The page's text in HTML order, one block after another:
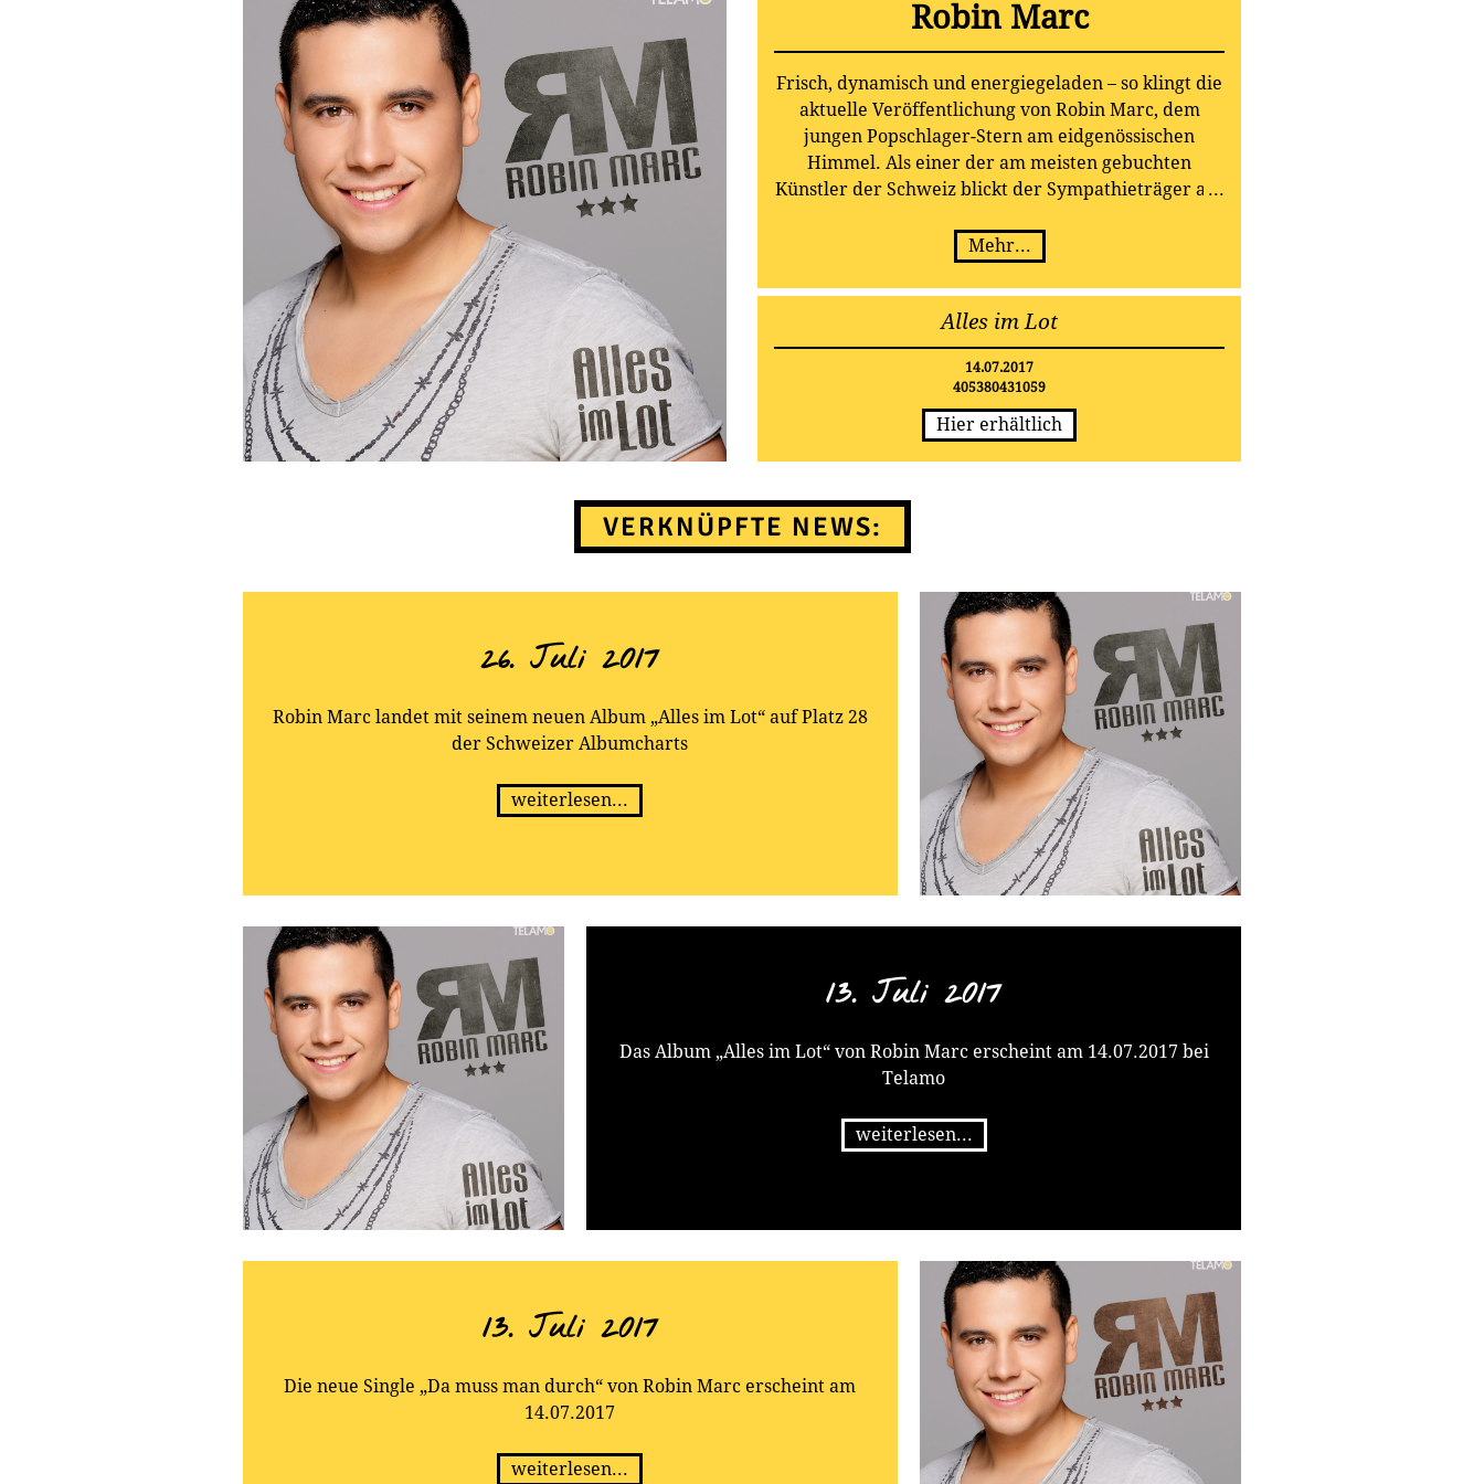
Robin Marc
Frisch, dynamisch und energiegeladen – so klingt die
aktuelle Veröffentlichung von Robin Marc, dem
jungen Popschlager-Stern am eidgenössischen
Himmel. Als einer der am meisten gebuchten
Künstler der Schweiz blickt der Sympathieträger auf
Mit seinem fantastischen dritten Studioalbum hat
Robin Marc jetzt definitiv seinen musikalischen Weg
gefunden: „Alles im Lot“ erscheint am 14.07.2017 bei
Telamo.
Mehr...
Alles im Lot
14.07.2017
405380431059
Hier erhältlich
VERKNÜPFTE NEWS:
26. Juli 2017
Robin Marc landet mit seinem neuen Album „Alles im Lot“ auf Platz 28
der Schweizer Albumcharts
weiterlesen...
13. Juli 2017
Das Album „Alles im Lot“ von Robin Marc erscheint am 14.07.2017 bei
Telamo
weiterlesen...
13. Juli 2017
Die neue Single „Da muss man durch“ von Robin Marc erscheint am
14.07.2017
weiterlesen...